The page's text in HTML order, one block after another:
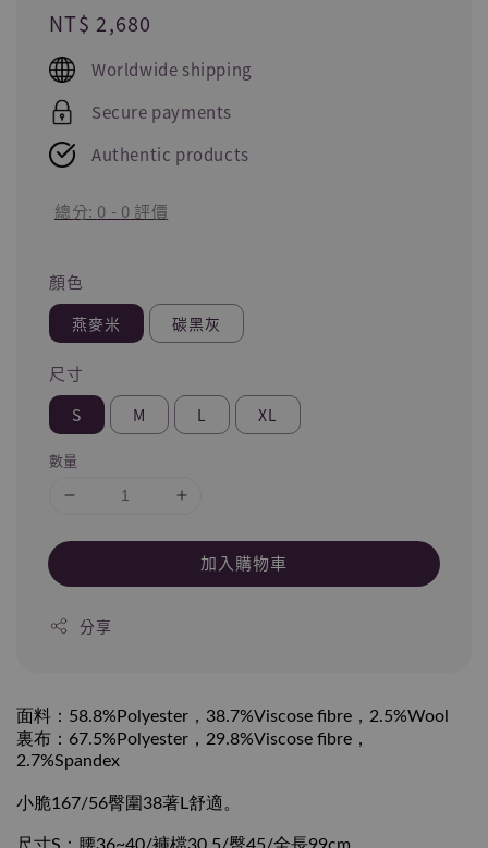
Regular
price
NT$ 2,680
Worldwide shipping
Secure payments
Authentic products
總分: 0 - 0 評價
顏色
燕麥米 碳黑灰
尺寸
S M L XL
數量
加入購物車
分享
面料：58.8%Polyester，38.7%Viscose fibre，2.5%Wool
裏布：67.5%Polyester，29.8%Viscose fibre，
2.7%Spandex
小脆167/56臀圍38著L舒適。